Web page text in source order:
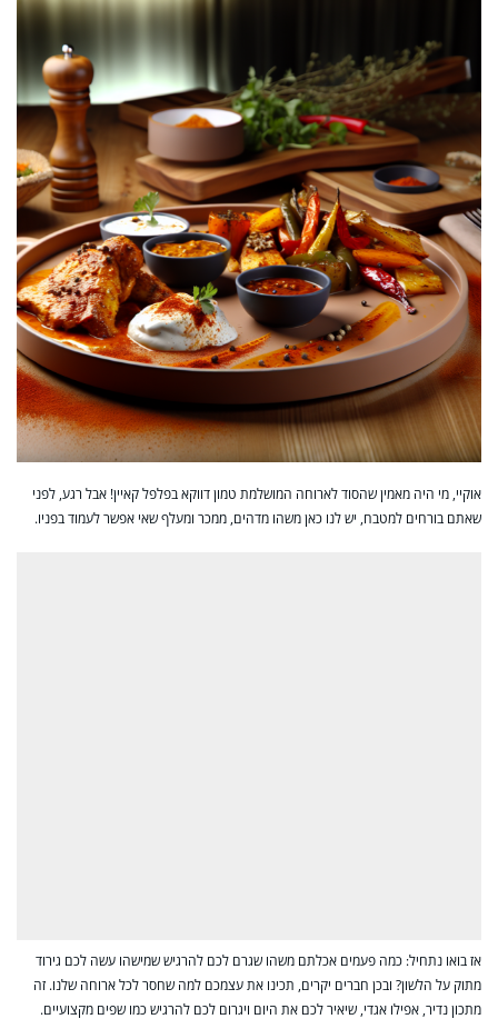
אוקיי, מי היה מאמין שהסוד לארוחה המושלמת טמון דווקא בפלפל קאיין! אבל רגע, לפני
שאתם בורחים למטבח, יש לנו כאן משהו מדהים, ממכר ומעלף שאי אפשר לעמוד בפניו.
אז בואו נתחיל: כמה פעמים אכלתם משהו שגרם לכם להרגיש שמישהו עשה לכם גירוד
מתוק על הלשון? ובכן חברים יקרים, תכינו את עצמכם למה שחסר לכל ארוחה שלנו. זה
מתכון נדיר, אפילו אגדי, שיאיר לכם את היום ויגרום לכם להרגיש כמו שפים מקצועיים.